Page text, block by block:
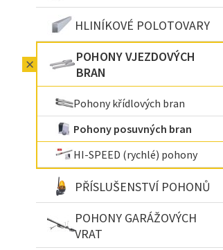
HLINÍKOVÉ POLOTOVARY
POHONY VJEZDOVÝCH
BRAN
Pohony křídlových bran
Pohony posuvných bran
HI-SPEED (rychlé) pohony
PŘÍSLUŠENSTVÍ POHONŮ
POHONY GARÁŽOVÝCH
VRAT